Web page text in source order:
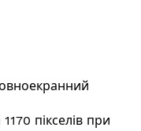
пікселів при